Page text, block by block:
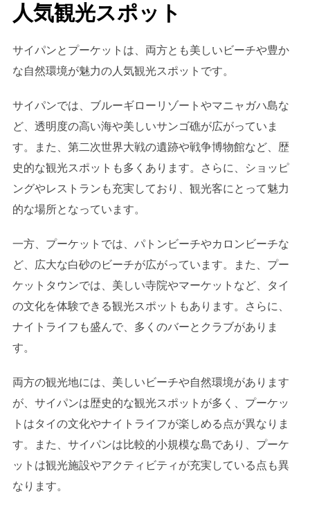
人気観光スポット
サイパンとプーケットは、両方とも美しいビーチや豊か
な自然環境が魅力の人気観光スポットです。
サイパンでは、ブルーギローリゾートやマニャガハ島な
ど、透明度の高い海や美しいサンゴ礁が広がっていま
す。また、第二次世界大戦の遺跡や戦争博物館など、歴
史的な観光スポットも多くあります。さらに、ショッピ
ングやレストランも充実しており、観光客にとって魅力
的な場所となっています。
一方、プーケットでは、パトンビーチやカロンビーチな
ど、広大な白砂のビーチが広がっています。また、プー
ケットタウンでは、美しい寺院やマーケットなど、タイ
の文化を体験できる観光スポットもあります。さらに、
ナイトライフも盛んで、多くのバーとクラブがありま
す。
両方の観光地には、美しいビーチや自然環境があります
が、サイパンは歴史的な観光スポットが多く、プーケッ
トはタイの文化やナイトライフが楽しめる点が異なりま
す。また、サイパンは比較的小規模な島であり、プーケ
ットは観光施設やアクティビティが充実している点も異
なります。